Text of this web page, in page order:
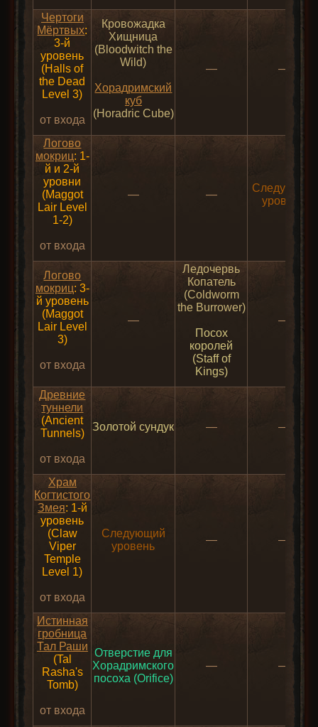
Чертоги
Мёртвых:
3-й
уровень
(Halls of
the Dead
Level 3)
от входа
Кровожадка
Хищница
(Bloodwitch the
Wild)
Хорадримский
куб
(Horadric Cube)
— —
Логово
мокриц: 1-
й и 2-й
уровни
(Maggot
Lair Level
1-2)
от входа
— —
Следующий
уровень
Логово
мокриц: 3-
й уровень
(Maggot
Lair Level
3)
от входа
—
Ледочервь
Копатель
(Coldworm
the Burrower)
Посох
королей
(Staff of
Kings)
—
Древние
туннели
(Ancient
Tunnels)
от входа
Золотой сундук — —
Храм
Когтистого
Змея: 1-й
уровень
(Claw
Viper
Temple
Level 1)
от входа
Следующий
уровень
— —
Истинная
гробница
Тал Раши
(Tal
Rasha's
Tomb)
от входа
Отверстие для
Хорадримского
посоха (Orifice)
— —